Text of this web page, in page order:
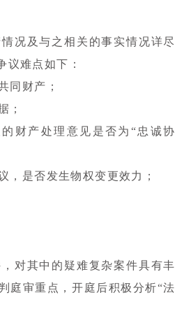
况及与之相关的事实情况详尽
议难点如下：
同财产；
；
财产处理意见是否为“忠诚协
，是否发生物权变更效力；
对其中的疑难复杂案件具有丰
庭审重点，开庭后积极分析“法